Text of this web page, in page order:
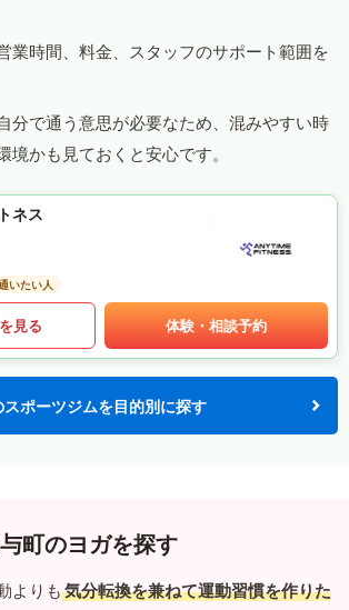
業時間、料金、スタッフのサポート範囲を
分で通う意思が必要なため、混みやすい時
境かも見ておくと安心です。
ネス
いたい人
見る 体験・相談予約
ポーツジムを目的別に探す
町のヨガを探す
よりも 気分転換を兼ねて運動習慣を作りた